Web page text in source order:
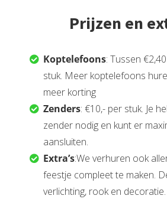
Prijzen en
Koptelefoons: Tussen
stuk. Meer koptelefoons
meer korting
Zenders: €10,- per stuk. Je
zender nodig en kunt er
aansluiten.
Extra’s:We verhuren ook
feestje compleet te maken.
verlichting, rook en